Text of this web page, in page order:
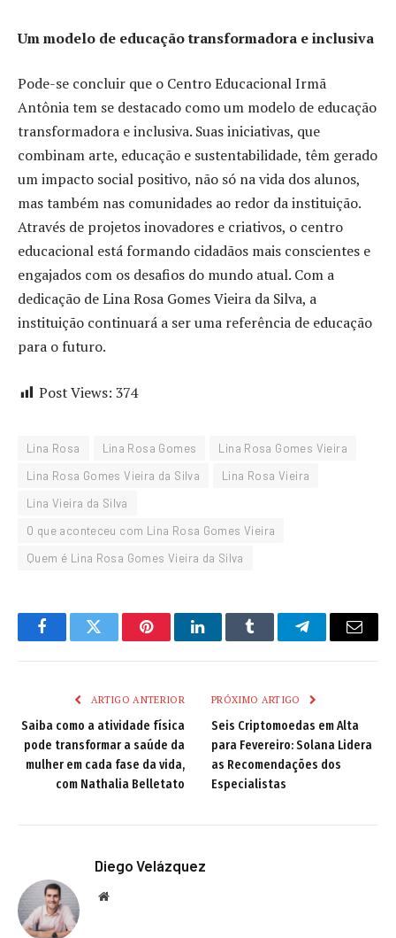
Um modelo de educação transformadora e inclusiva
Pode-se concluir que o Centro Educacional Irmã
Antônia tem se destacado como um modelo de educação
transformadora e inclusiva. Suas iniciativas, que
combinam arte, educação e sustentabilidade, têm gerado
um impacto social positivo, não só na vida dos alunos,
mas também nas comunidades ao redor da instituição.
Através de projetos inovadores e criativos, o centro
educacional está formando cidadãos mais conscientes e
engajados com os desafios do mundo atual. Com a
dedicação de Lina Rosa Gomes Vieira da Silva, a
instituição continuará a ser uma referência de educação
para o futuro.
Post Views: 374
Lina Rosa Lina Rosa Gomes
Lina Rosa Gomes Vieira
Lina Rosa Gomes Vieira da Silva
Lina Rosa Vieira
Lina Vieira da Silva
O que aconteceu com Lina Rosa Gomes Vieira
Quem é Lina Rosa Gomes Vieira da Silva
FacebookTwitter PinterestLinkedInTumblr TelegramEmail
ARTIGO ANTERIOR
Saiba como a atividade física
pode transformar a saúde da
mulher em cada fase da vida,
com Nathalia Belletato
PRÓXIMO ARTIGO
Seis Criptomoedas em Alta
para Fevereiro: Solana Lidera
as Recomendações dos
Especialistas
Diego Velázquez
Website